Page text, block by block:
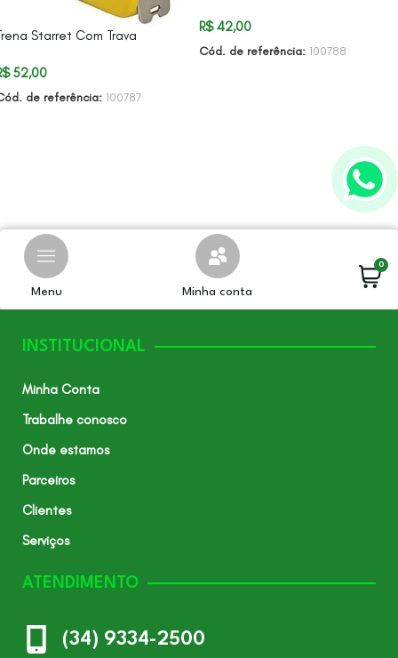
R$42,00
Cód. de referência: 100788
Starret Com Trava
52,00
de referência: 100787
Menu Minha conta
0
INSTITUCIONAL
Minha Conta
Trabalhe conosco
Onde estamos
Parceiros
Clientes
Serviços
ATENDIMENTO
(34) 9334-2500